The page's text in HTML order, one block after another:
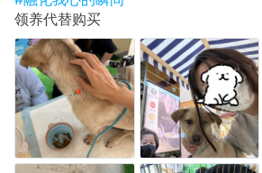
领养代替购买